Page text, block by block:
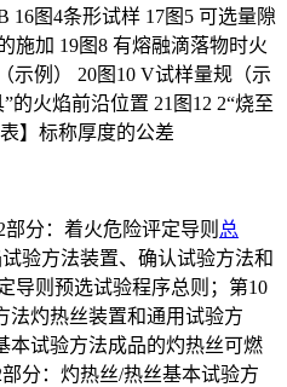
16图4条形试样 17图5 可选量隙
施加 19图8 有熔融滴落物时火
示例） 20图10 V试样量规（示
的火焰前沿位置 21图12 2“烧至
】标称厚度的公差
分：着火危险评定导则 总
验方法装置、确认试验方法和
导则预选试验程序总则；第10
法灼热丝装置和通用试验方
本试验方法成品的灼热丝可燃
分：灼热丝/热丝基本试验方